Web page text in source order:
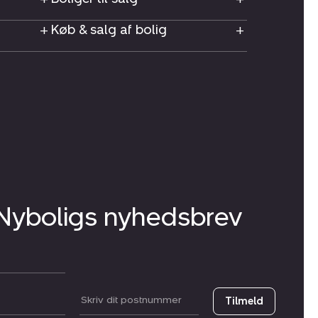
Køb & salg af bolig
nyhedsbrev
Postnummer Tilmeld